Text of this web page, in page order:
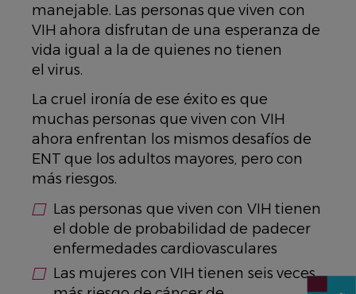
manejable. Las personas que viven con
VIH ahora disfrutan de una esperanza de
vida igual a la de quienes no tienen
el virus.
La cruel ironía de ese éxito es que
muchas personas que viven con VIH
ahora enfrentan los mismos desafíos de
ENT que los adultos mayores, pero con
más riesgos.
Las personas que viven con VIH tienen
el doble de probabilidad de padecer
enfermedades cardiovasculares
Las mujeres con VIH tienen seis veces